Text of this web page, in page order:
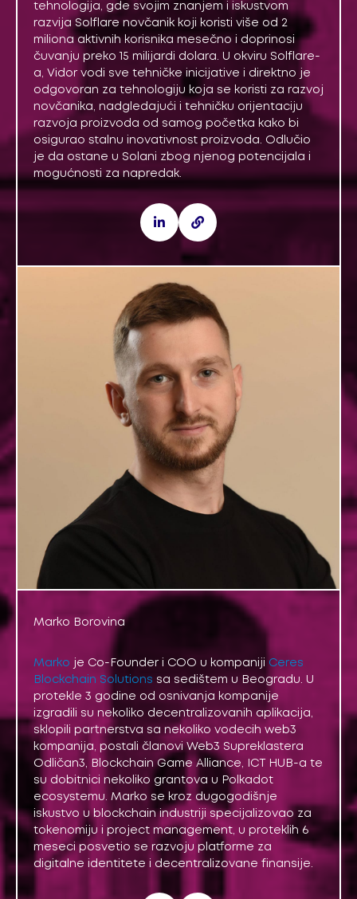
tehnologija, gde svojim znanjem i iskustvom
razvija Solflare novčanik koji koristi više od 2
miliona aktivnih korisnika mesečno i doprinosi
čuvanju preko 15 milijardi dolara. U okviru Solflare-
a, Vidor vodi sve tehničke inicijative i direktno je
odgovoran za tehnologiju koja se koristi za razvoj
novčanika, nadgledajući i tehničku orijentaciju
razvoja proizvoda od samog početka kako bi
osigurao stalnu inovativnost proizvoda. Odlučio
je da ostane u Solani zbog njenog potencijala i
mogućnosti za napredak.
Marko Borovina
Marko je Co-Founder i COO u kompaniji Ceres
Blockchain Solutions sa sedištem u Beogradu. U
protekle 3 godine od osnivanja kompanije
izgradili su nekoliko decentralizovanih aplikacija,
sklopili partnerstva sa nekoliko vodecih web3
kompanija, postali članovi Web3 Supreklastera
Odličan3, Blockchain Game Alliance, ICT HUB-a te
su dobitnici nekoliko grantova u Polkadot
ecosystemu. Marko se kroz dugogodišnje
iskustvo u blockchain industriji specijalizovao za
tokenomiju i project management, u proteklih 6
meseci posvetio se razvoju platforme za
digitalne identitete i decentralizovane finansije.